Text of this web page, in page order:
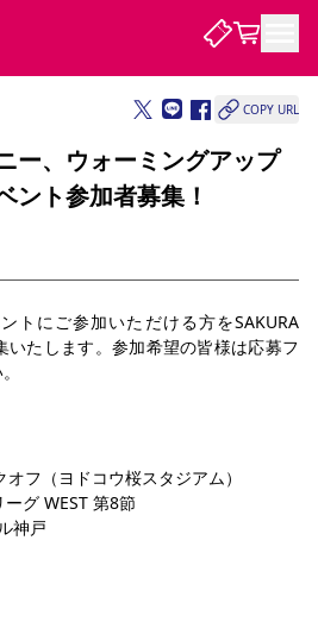
メディア情報 アクセス レディース
ヤー 歴代所属選手
ール 価格・席種
購入方法
シート 福祉サービス 団体チケット
リセールサービス
ーサポーター観戦ガイド
ッソ大阪VISAカード
サポートスタッフ
な
応援商店街
Program
招待券引換方法
婚姻届・出生届・命名書
COPY URL
ー、ウォーミングアップ
ント参加者募集！
トにご参加いただける方をSAKURA
いたします。参加希望の皆様は応募フ
フ（ヨドコウ桜スタジアム）
グ WEST 第8節
神戸